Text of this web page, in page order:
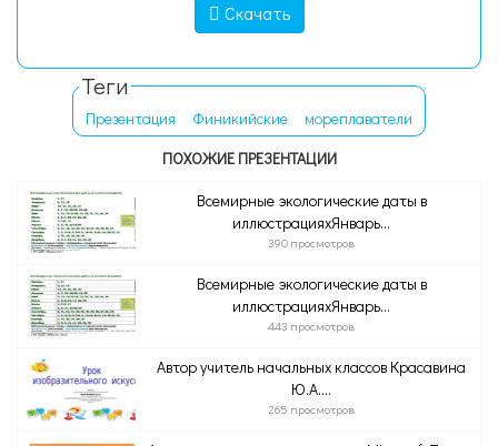
Скачать
Теги
Презентация Финикийские
мореплаватели
ПОХОЖИЕ ПРЕЗЕНТАЦИИ
Всемирные экологические даты в
иллюстрацияхЯнварь...
390 просмотров
Всемирные экологические даты в
иллюстрацияхЯнварь...
443 просмотров
Автор учитель начальных классов Красавина
Ю.А....
265 просмотров